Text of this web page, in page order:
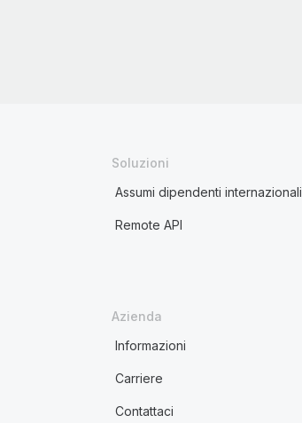
Soluzioni
Assumi dipendenti internazionali
Remote API
Azienda
Informazioni
Carriere
Contattaci